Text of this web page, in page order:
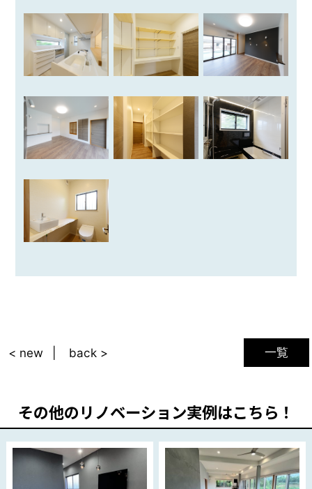
一覧
< new back >
その他のリノベーション実例はこちら！